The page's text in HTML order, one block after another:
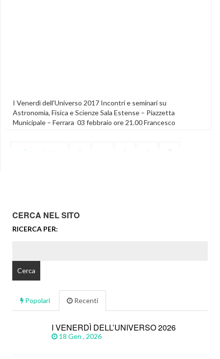
I Venerdì dell'Universo 2017 Incontri e seminari su
Astronomia, Fisica e Scienze Sala Estense – Piazzetta
Municipale – Ferrara 03 febbraio ore 21.00 Francesco
Uomini, Web-Bot e Robot: chi controlla chi? 24 febbraio ore
« Precedente 1 5 6 7
CERCA NEL SITO
RICERCA PER:
Popolari Recenti
I VENERDÌ DELL’UNIVERSO 2026
18 Gen , 2026